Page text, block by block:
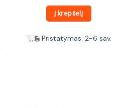
Į krepšelį
Pristatymas: 2-6 sav.